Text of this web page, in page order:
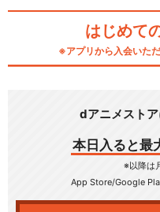
はじめて
※アプリから入会いた
dアニメスト
本日入ると最
※以降は
App Store/Google